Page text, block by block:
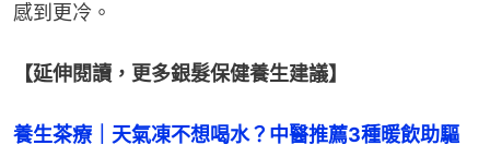
感到更冷。
【延伸閱讀，更多銀髮保健養生建議】
養生茶療｜天氣凍不想喝水？中醫推薦3種暖飲助驅